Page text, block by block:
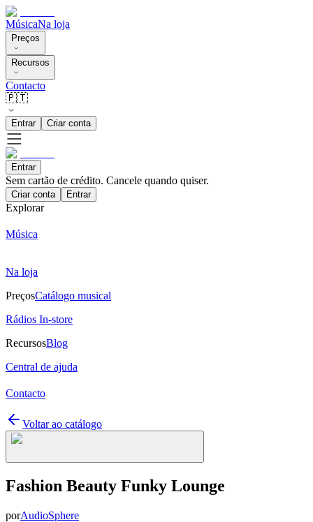
MúsicaNa loja
Preços
Recursos
Contacto
🇵🇹
Entrar Criar conta
Entrar
Sem cartão de crédito. Cancele quando quiser.
Criar conta Entrar
Explorar
Música
Na loja
PreçosCatálogo musical
Rádios In-store
RecursosBlog
Central de ajuda
Contacto
Voltar ao catálogo
Fashion Beauty Funky Lounge
porAudioSphere